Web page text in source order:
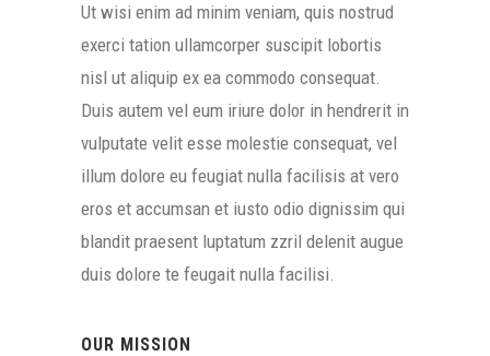
Ut wisi enim ad minim veniam, quis nostrud
exerci tation ullamcorper suscipit lobortis
nisl ut aliquip ex ea commodo consequat.
Duis autem vel eum iriure dolor in hendrerit in
vulputate velit esse molestie consequat, vel
illum dolore eu feugiat nulla facilisis at vero
eros et accumsan et iusto odio dignissim qui
blandit praesent luptatum zzril delenit augue
duis dolore te feugait nulla facilisi.
OUR MISSION